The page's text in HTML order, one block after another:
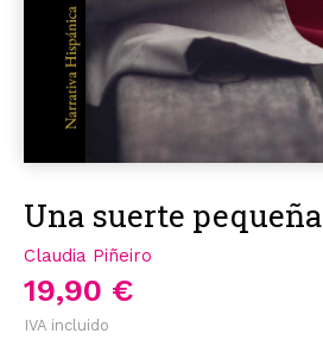
Una suerte pequeña
Claudia Piñeiro
19,90 €
IVA incluido